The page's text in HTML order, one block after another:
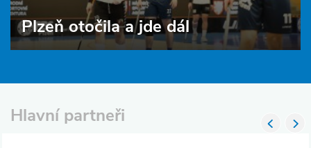
Plzeň otočila a jde dál
Hlavní partneři